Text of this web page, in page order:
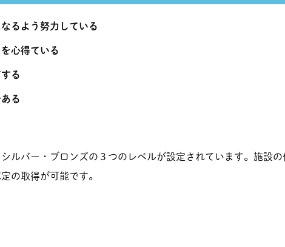
るよう努力している
心得ている
る
る
ルバー・ブロンズの３つのレベルが設定されています。施設
の取得が可能です。